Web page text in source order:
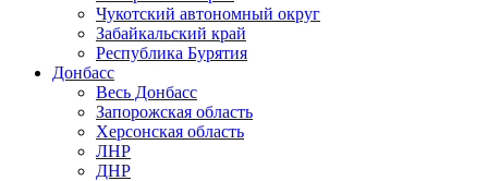
Чукотский автономный округ
Забайкальский край
Республика Бурятия
Донбасс
Весь Донбасс
Запорожская область
Херсонская область
ЛНР
ДНР